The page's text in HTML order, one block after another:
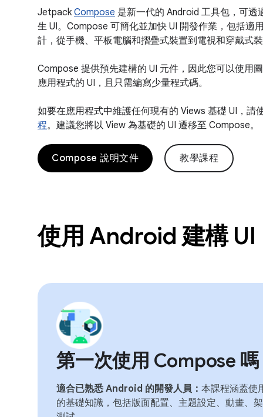
Jetpack Compose 是新一代的 Android 工具包，可透
生 UI。Compose 可簡化並加快 UI 開發作業，包括適
計，從手機、平板電腦和摺疊式裝置到電視和穿戴式
Compose 提供預先建構的 UI 元件，因此您可以使用
應用程式的 UI，且只需編寫少量程式碼。
如要在應用程式中維護任何現有的 Views 基礎 UI，請
程。建議您將以 View 為基礎的 UI 遷移至 Compose。
Compose 說明文件 教學課程
使用 Android 建構 UI
第一次使用 Compose
適合已熟悉 Android 的開發人員： 本課程涵蓋使
的基礎知識，包括版面配置、主題設定、動畫、